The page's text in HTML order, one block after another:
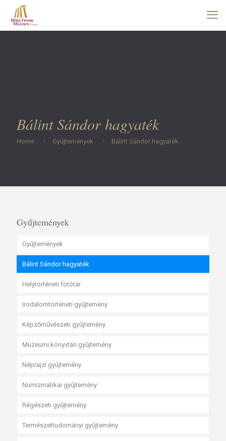
Bálint Sándor hagyaték
Home Gyűjtemények Bálint Sándor hagyaték
Gyűjtemények
Gyűjtemények
Bálint Sándor hagyaték
Helytörténeti fotótár
Irodalomtörténeti gyűjtemény
Képzőművészeti gyűjtemény
Múzeumi könyvtári gyűjtemény
Néprajzi gyűjtemény
Numizmatikai gyűjtemény
Régészeti gyűjtemény
Természettudományi gyűjtemény